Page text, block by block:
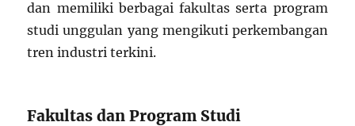
dan memiliki berbagai fakultas serta program
studi unggulan yang mengikuti perkembangan
tren industri terkini.
Fakultas dan Program Studi